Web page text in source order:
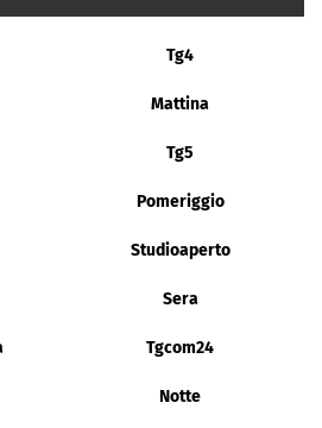
Tg4
Mattina
Tg5
Pomeriggio
Studioaperto
Sera
Tgcom24
Notte